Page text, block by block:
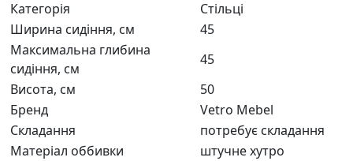
Категорія
Стільці
Ширина сидіння, см
45
Максимальна глибина
сидіння, см
45
Висота, см
50
Бренд
Vetro Mebel
Складання
потребує складання
Матеріал оббивки
штучне хутро